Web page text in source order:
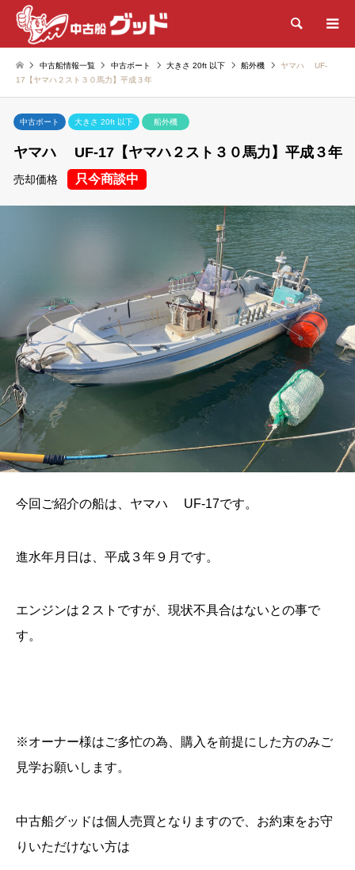
検索
中古船情報一覧 中古ボート 大きさ 20ft 以下 船外機
ヤマハ UF-
17【ヤマハ２スト３０馬力】平成３年
中古ボート 大きさ 20ft 以下 船外機
ヤマハ UF-17【ヤマハ２スト３０馬力】平成３年
売却価格 只今商談中
今回ご紹介の船は、ヤマハ UF-17です。
進水年月日は、平成３年９月です。
エンジンは２ストですが、現状不具合はないとの事で
す。
※オーナー様はご多忙の為、購入を前提にした方のみご
見学お願いします。
中古船グッドは個人売買となりますので、お約束をお守
りいただけない方は